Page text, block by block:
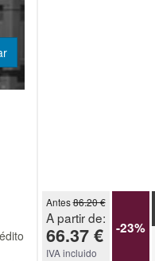
Antes86.20 €
A partir de:
66.37 €
IVA incluido
-23%